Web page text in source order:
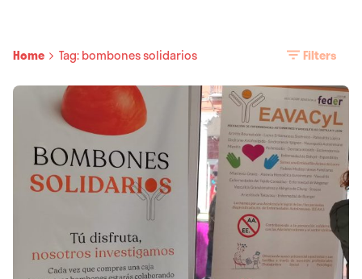
Home Tag: bombones solidarios Filters